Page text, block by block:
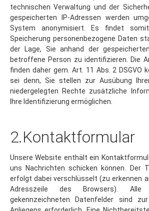
gespeicherten IP-Adressen werden
System anonymisiert. Es findet
Speicherung personenbezogene Daten
der Lage, Sie anhand der
betroffene Person zu identifizieren. Die
finden daher gem. Art. 11 Abs. 2 DSGVO
sei denn, Sie stellen zur Ausübung
niedergelegten Rechte zusätzliche
Ihre Identifizierung ermöglichen.
2.Kontaktformular
uns Nachrichten schicken können. Der
erfolgt dabei verschlüsselt (zu erkennen
Adresszeile des Browsers). Alle
gekennzeichneten Datenfelder sind
Anliegens erforderlich. Eine
dass wir Ihr Anliegen nicht